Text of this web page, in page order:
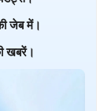
जेब में।
खबरें।